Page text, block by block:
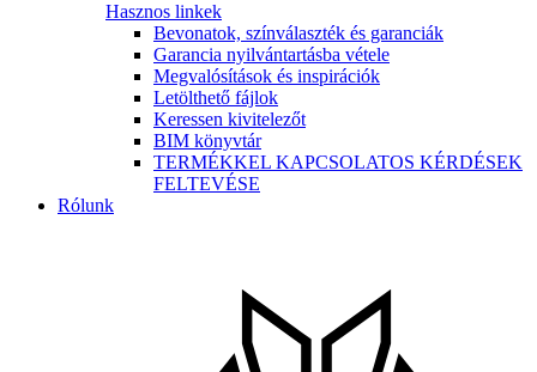
Hasznos linkek
Bevonatok, színválaszték és garanciák
Garancia nyilvántartásba vétele
Megvalósítások és inspirációk
Letölthető fájlok
Keressen kivitelezőt
BIM könyvtár
TERMÉKKEL KAPCSOLATOS KÉRDÉSEK
FELTEVÉSE
Rólunk